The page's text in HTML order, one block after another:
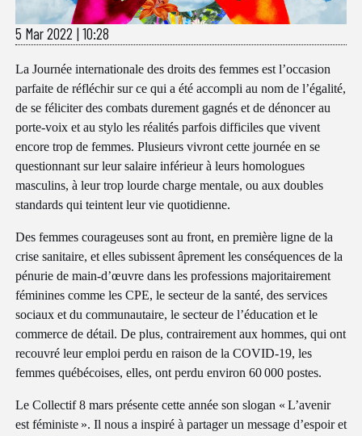
5 Mar 2022 | 10:28
La Journée internationale des droits des femmes est l’occasion
parfaite de réfléchir sur ce qui a été accompli au nom de l’égalité,
de se féliciter des combats durement gagnés et de dénoncer au
porte-voix et au stylo les réalités parfois difficiles que vivent
encore trop de femmes. Plusieurs vivront cette journée en se
questionnant sur leur salaire inférieur à leurs homologues
masculins, à leur trop lourde charge mentale, ou aux doubles
standards qui teintent leur vie quotidienne.
Des femmes courageuses sont au front, en première ligne de la
crise sanitaire, et elles subissent âprement les conséquences de la
pénurie de main-d’œuvre dans les professions majoritairement
féminines comme les CPE, le secteur de la santé, des services
sociaux et du communautaire, le secteur de l’éducation et le
commerce de détail. De plus, contrairement aux hommes, qui ont
recouvré leur emploi perdu en raison de la COVID-19, les
femmes québécoises, elles, ont perdu environ 60 000 postes.
Le Collectif 8 mars présente cette année son slogan « L’avenir
est féministe ». Il nous a inspiré à partager un message d’espoir et